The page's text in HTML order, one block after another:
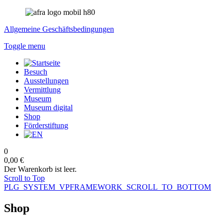
Allgemeine Geschäftsbedingungen
Toggle menu
Besuch
Ausstellungen
Vermittlung
Museum
Museum digital
Shop
Förderstiftung
0
0,00 €
Der Warenkorb ist leer.
Scroll to Top
PLG_SYSTEM_VPFRAMEWORK_SCROLL_TO_BOTTOM
Shop